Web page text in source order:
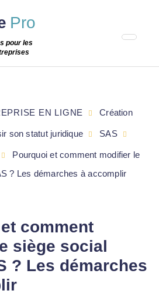
Pro
pour les
comment
siège social
? Les démarches
EN LIGNE Création
son statut juridique SAS
Pourquoi et comment modifier le
? Les démarches à accomplir